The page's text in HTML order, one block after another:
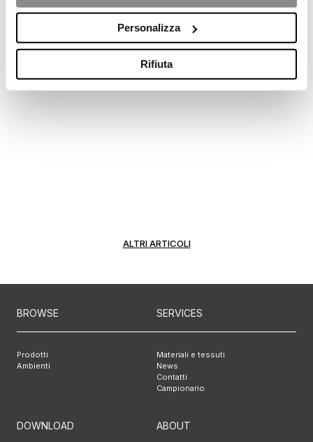
Personalizza
Rifiuta
ALTRI ARTICOLI
BROWSE
Prodotti
Ambienti
SERVICES
Materiali e tessuti
News
Contatti
Campionario
DOWNLOAD ABOUT